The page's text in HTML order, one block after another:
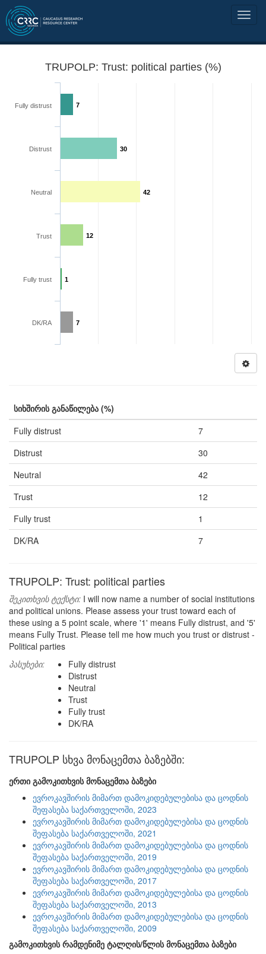
TRUPOLP: Trust: political parties (%)
7
30
42
12
1
7
Fully distrust
Distrust
Neutral
Trust
Fully trust
DK/RA
სიხშირის განაწილება (%)
Fully distrust
7
Distrust
30
Neutral
42
Trust
12
Fully trust
1
DK/RA
7
TRUPOLP: Trust: political parties
შეკითხვის ტექსტი: I will now name a number of social institutions
and political unions. Please assess your trust toward each of
these using a 5 point scale, where '1' means Fully distrust, and '5'
means Fully Trust. Please tell me how much you trust or distrust -
Political parties
პასუხები:
Fully distrust
Distrust
Neutral
Trust
Fully trust
DK/RA
TRUPOLP სხვა მონაცემთა ბაზებში:
ერთი გამოკითხვის მონაცემთა ბაზები
ევროკავშირის მიმართ დამოკიდებულებისა და ცოდნის
შეფასება საქართველოში, 2023
ევროკავშირის მიმართ დამოკიდებულებისა და ცოდნის
შეფასება საქართველოში, 2021
ევროკავშირის მიმართ დამოკიდებულებისა და ცოდნის
შეფასება საქართველოში, 2019
ევროკავშირის მიმართ დამოკიდებულებისა და ცოდნის
შეფასება საქართველოში, 2017
ევროკავშირის მიმართ დამოკიდებულებისა და ცოდნის
შეფასება საქართველოში, 2013
ევროკავშირის მიმართ დამოკიდებულებისა და ცოდნის
შეფასება საქართველოში, 2009
გამოკითხვის რამდენიმე ტალღის/წლის მონაცემთა ბაზები